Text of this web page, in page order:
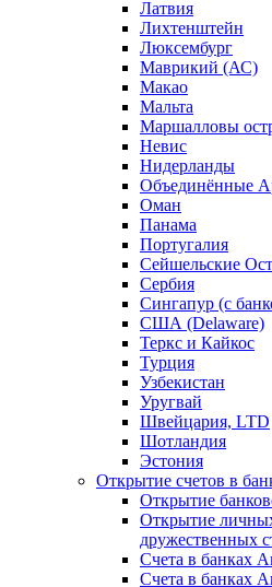
Латвия
Лихтенштейн
Люксембург
Маврикий (АС)
Макао
Мальта
Маршалловы
Нeвис
Нидерланды
Объединённые
Оман
Панама
Португалия
Сейшельские
Сербия
Сингапур (c
США (Delaware)
Теркс и Кайкос
Турция
Узбекистан
Уругвай
Швейцария, LTD
Шотландия
Эстония
Открытие счетов в
Открытие
Открытие
дружественных
Счета в банках
Счета в банках